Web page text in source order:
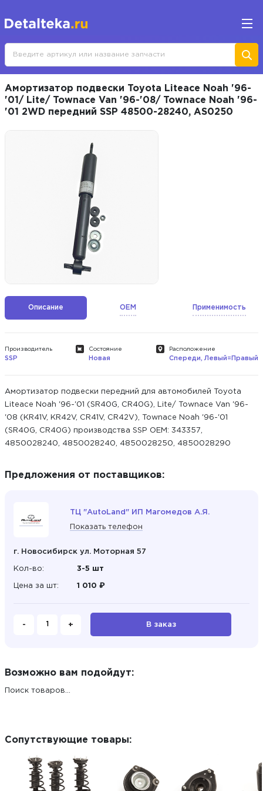
Амортизатор подвески Toyota Liteace Noah '96-
'01/ Lite/ Townace Van '96-'08/ Townace Noah '96-
'01 2WD передний SSP 48500-28240, AS0250
Описание OEM Применимость
Производитель
SSP
Состояние
Новая
Расположение
Спереди, Левый=Правый
Амортизатор подвески передний для автомобилей Toyota
Liteace Noah '96-'01 (SR40G, CR40G), Lite/ Townace Van '96-
'08 (KR41V, KR42V, CR41V, CR42V), Townace Noah '96-'01
(SR40G, CR40G) производства SSP ОЕМ: 343357,
4850028240, 4850028240, 4850028250, 4850028290
Предложения от поставщиков:
ТЦ "AutoLand" ИП Магомедов А.Я.
Показать телефон
г. Новосибирск ул. Моторная 57
Кол-во: 3-5 шт
Цена за шт: 1 010 ₽
- + В заказ
Возможно вам подойдут:
Поиск товаров...
Сопутствующие товары: